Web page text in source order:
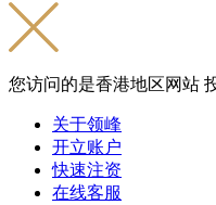
您访问的是香港地区网站
关于领峰
开立账户
快速注资
在线客服